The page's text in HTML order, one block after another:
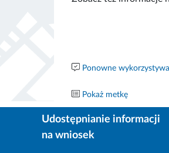
Ponowne
Pokaż metkę
Udostępnianie informacji
na wniosek